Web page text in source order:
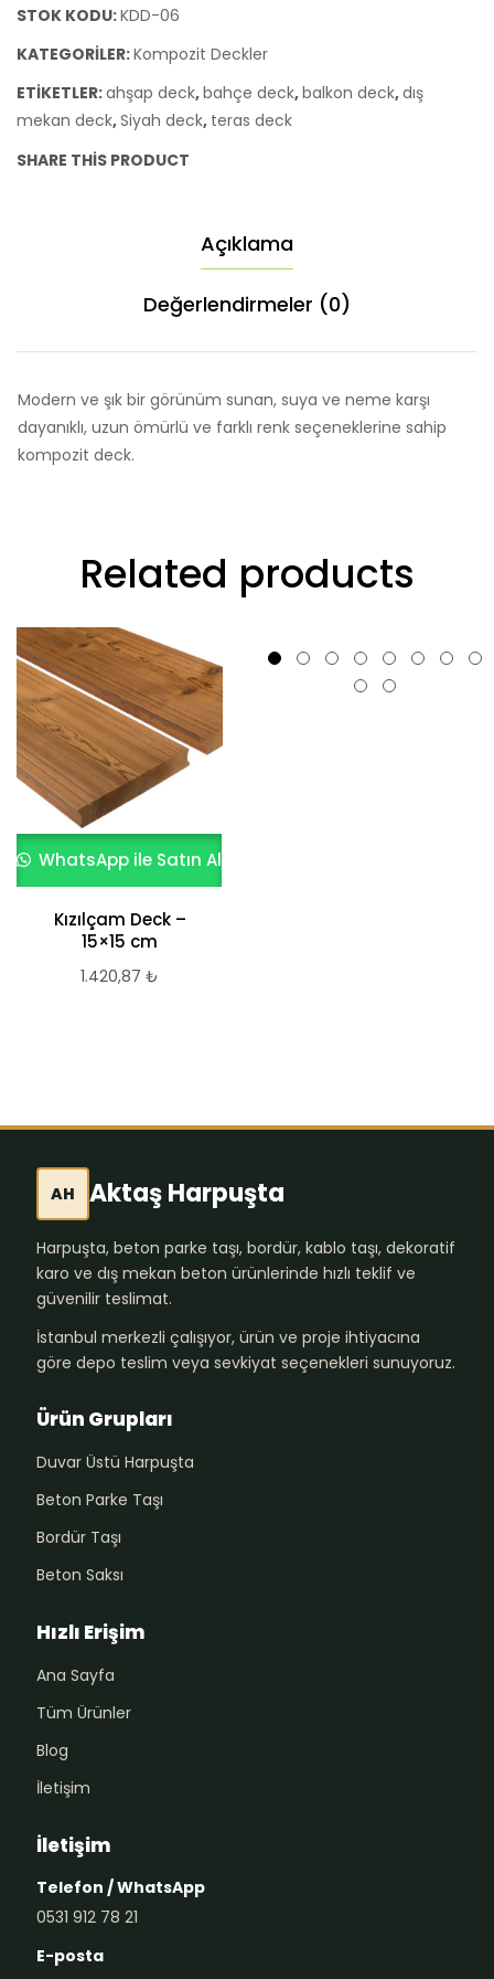
STOK KODU:KDD-06
KATEGORILER:Kompozit Deckler
ETIKETLER:ahşap deck,bahçe deck,balkon deck,dış
mekan deck,Siyah deck, teras deck
SHARE THIS PRODUCT
Açıklama
Değerlendirmeler (0)
Modern ve şık bir görünüm sunan, suya ve neme karşı
dayanıklı, uzun ömürlü ve farklı renk seçeneklerine sahip
kompozit deck.
Related products
WhatsApp ile Satın Al
Kızılçam Deck –
15×15 cm
1.420,87 ₺
AH Aktaş Harpuşta
Harpuşta, beton parke taşı, bordür, kablo taşı, dekoratif
karo ve dış mekan beton ürünlerinde hızlı teklif ve
güvenilir teslimat.
İstanbul merkezli çalışıyor, ürün ve proje ihtiyacına
göre depo teslim veya sevkiyat seçenekleri sunuyoruz.
Ürün Grupları
Duvar Üstü Harpuşta
Beton Parke Taşı
Bordür Taşı
Beton Saksı
Hızlı Erişim
Ana Sayfa
Tüm Ürünler
Blog
İletişim
İletişim
Telefon / WhatsApp
0531 912 78 21
E-posta